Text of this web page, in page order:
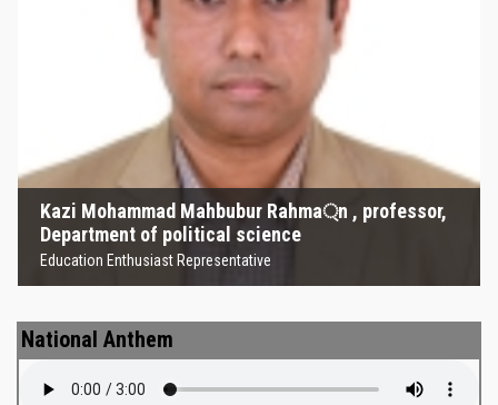
Kazi Mohammad Mahbubur Rahma্‌n , professor,
Department of political science
Education Enthusiast Representative
Kazi Mohammad Mahbubur
Rahma্‌n , professor, Department
of political science
Education Enthusiast Representative
National Anthem